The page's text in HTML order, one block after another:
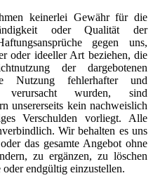
keinerlei Gewähr für die
oder Qualität der
gegen uns,
oder ideeller Art beziehen, die
der dargebotenen
Nutzung fehlerhafter und
verursacht wurden, sind
unsererseits kein nachweislich
Verschulden vorliegt. Alle
Wir behalten es uns
das gesamte Angebot ohne
zu ergänzen, zu löschen
endgültig einzustellen.